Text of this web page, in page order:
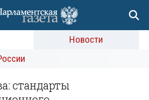
Новости
стандарты